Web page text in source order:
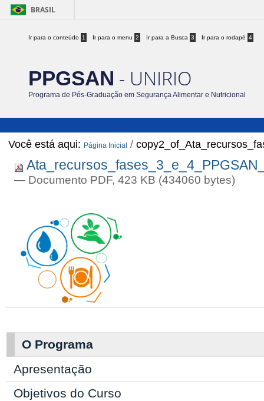
BRASIL
Ir para o conteúdo 1 Ir para o menu 2 Ir para a Busca 3 Ir para o rodapé 4
PPGSAN - UNIRIO
Programa de Pós-Graduação em Segurança Alimentar e Nutricional
Você está aqui: Página Inicial /
— Documento PDF, 423 KB (434060 bytes)
O Programa
Apresentação
Objetivos do Curso